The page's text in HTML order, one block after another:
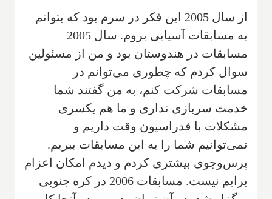
‌از سال 2005 این فکر در سرم بود که بتوانم
به مسابقات آسیایی بروم. سال 2005
مسابقات در هندوستان بود و من از مسئولین
سوال کردم که چطوری می‌توانم در
مسابقات شرکت کنم، به من گفتند شما
خدمت سربازی نداری و ما هم یکسری
مشکلات با فدراسیون وقت داریم و
نمی‌توانیم شما را به این مسابقات ببریم.
پرس‌وجوی بیشتری کردم و دیدم امکان اعزام
برایم نیست. مسابقات 2006 در کره جنوبی